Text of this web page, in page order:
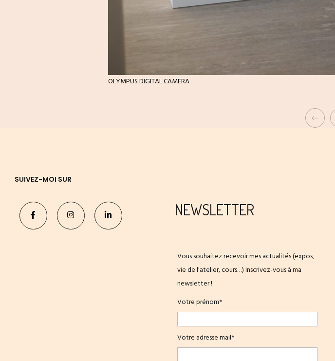
OLYMPUS DIGITAL CAMERA
SUIVEZ-MOI SUR
NEWSLETTER
Vous souhaitez recevoir mes actualités (expos,
vie de l'atelier, cours…) Inscrivez-vous à ma
newsletter !
Votre prénom*
Votre adresse mail*